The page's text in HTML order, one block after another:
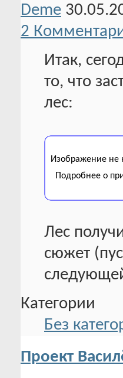
Deme
2
Итак,
то, что
лес:
Лес
сюжет
Категории
Без
Проект